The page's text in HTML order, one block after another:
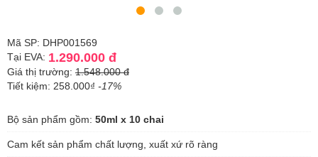
Mã SP: DHP001569
Tại EVA: 1.290.000 đ
Giá thị trường: 1.548.000 đ
Tiết kiệm: 258.000₫ -17%
Bộ sản phẩm gồm: 50ml x 10 chai
Cam kết sản phẩm chất lượng, xuất xứ rõ ràng